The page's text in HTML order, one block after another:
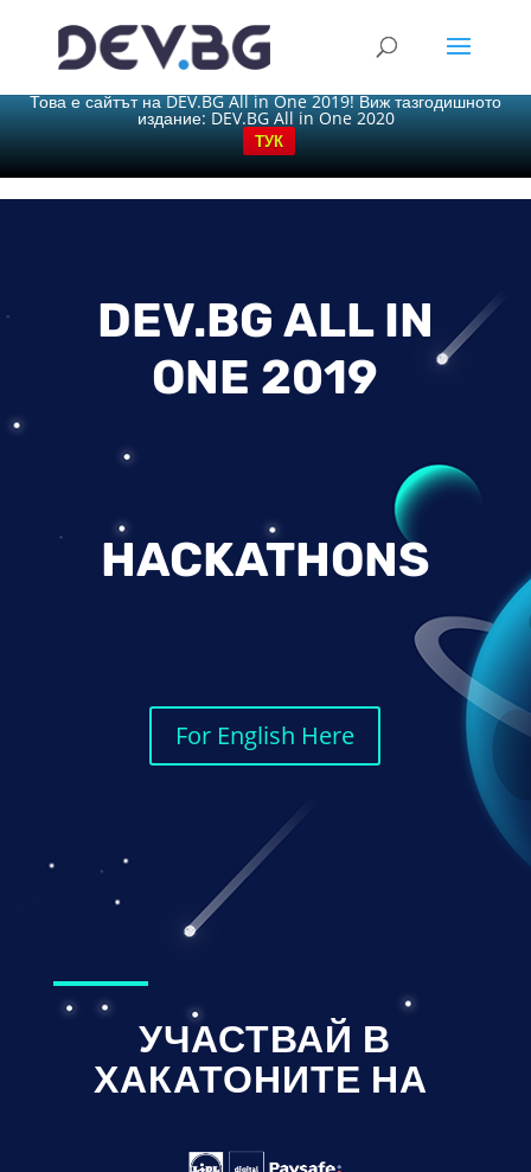
Това е сайтът на DEV.BG All in One 2019! Виж тазгодишното
издание: DEV.BG All in One 2020
ТУК
DEV.BG ALL IN
ONE 2019
HACKATHONS
For English Here
УЧАСТВАЙ В
ХАКАТОНИТЕ НА